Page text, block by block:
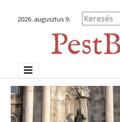
2026. augusztus 9.